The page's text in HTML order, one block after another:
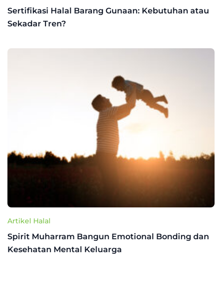
Sertifikasi Halal Barang Gunaan: Kebutuhan atau
Sekadar Tren?
Artikel Halal
Spirit Muharram Bangun Emotional Bonding dan
Kesehatan Mental Keluarga